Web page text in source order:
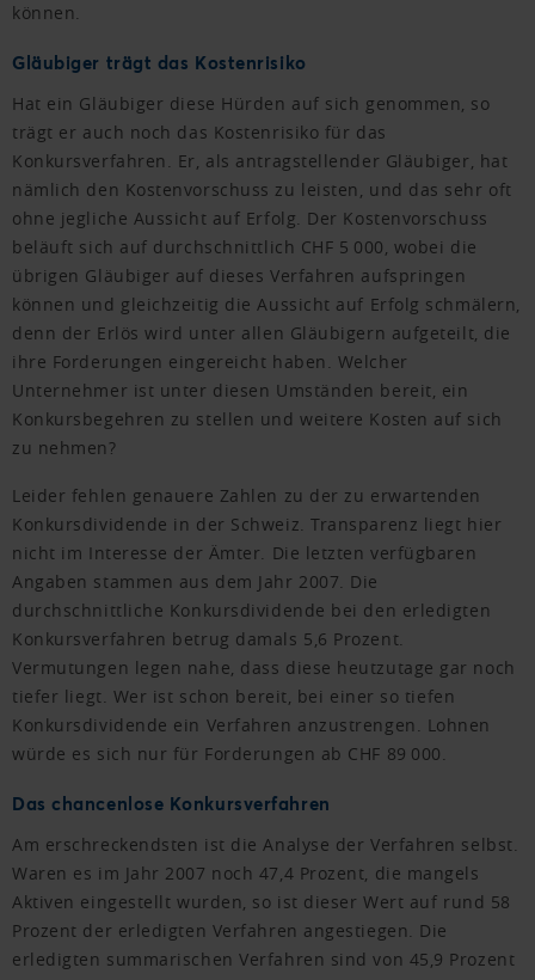
können.
Gläubiger trägt das Kostenrisiko
Hat ein Gläubiger diese Hürden auf sich genommen, so
trägt er auch noch das Kostenrisiko für das
Konkursverfahren. Er, als antragstellender Gläubiger, hat
nämlich den Kostenvorschuss zu leisten, und das sehr oft
ohne jegliche Aussicht auf Erfolg. Der Kostenvorschuss
beläuft sich auf durchschnittlich CHF 5 000, wobei die
übrigen Gläubiger auf dieses Verfahren aufspringen
können und gleichzeitig die Aussicht auf Erfolg schmälern,
denn der Erlös wird unter allen Gläubigern aufgeteilt, die
ihre Forderungen eingereicht haben. Welcher
Unternehmer ist unter diesen Umständen bereit, ein
Konkursbegehren zu stellen und weitere Kosten auf sich
zu nehmen?
Leider fehlen genauere Zahlen zu der zu erwartenden
Konkursdividende in der Schweiz. Transparenz liegt hier
nicht im Interesse der Ämter. Die letzten verfügbaren
Angaben stammen aus dem Jahr 2007. Die
durchschnittliche Konkursdividende bei den erledigten
Konkursverfahren betrug damals 5,6 Prozent.
Vermutungen legen nahe, dass diese heutzutage gar noch
tiefer liegt. Wer ist schon bereit, bei einer so tiefen
Konkursdividende ein Verfahren anzustrengen. Lohnen
würde es sich nur für Forderungen ab CHF 89 000.
Das chancenlose Konkursverfahren
Am erschreckendsten ist die Analyse der Verfahren selbst.
Waren es im Jahr 2007 noch 47,4 Prozent, die mangels
Aktiven eingestellt wurden, so ist dieser Wert auf rund 58
Prozent der erledigten Verfahren angestiegen. Die
erledigten summarischen Verfahren sind von 45,9 Prozent